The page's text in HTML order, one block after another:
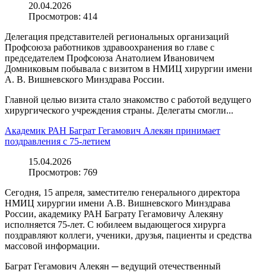
20.04.2026
Просмотров: 414
Делегация представителей региональных организаций
Профсоюза работников здравоохранения во главе с
председателем Профсоюза Анатолием Ивановичем
Домниковым побывала с визитом в НМИЦ хирургии имени
А. В. Вишневского Минздрава России.
Главной целью визита стало знакомство с работой ведущего
хирургического учреждения страны. Делегаты смогли...
Академик РАН Баграт Гегамович Алекян принимает
поздравления с 75-летием
15.04.2026
Просмотров: 769
Сегодня, 15 апреля, заместителю генерального директора
НМИЦ хирургии имени А.В. Вишневского Минздрава
России, академику РАН Баграту Гегамовичу Алекяну
исполняется 75-лет. С юбилеем выдающегося хирурга
поздравляют коллеги, ученики, друзья, пациенты и средства
массовой информации.
Баграт Гегамович Алекян ─ ведущий отечественный